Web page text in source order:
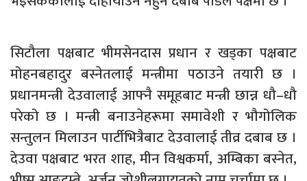
सिटौला पक्षबाट भीमसेनदास प्रधान र खड्का पक्षबाट
मोहनबहादुर बस्नेतलाई मन्त्रीमा पठाउने तयारी छ ।
प्रधानमन्त्री देउवालाई आफ्नै समूहबाट मन्त्री छान्न धौ–धौ
परेको छ । मन्त्री बनाउनेहरूमा समावेशी र भौगोलिक
सन्तुलन मिलाउन पार्टीभित्रैबाट देउवालाई तीव्र दबाब छ ।
देउवा पक्षबाट भरत शाह, मीन विश्वकर्मा, अम्बिका बस्नेत,